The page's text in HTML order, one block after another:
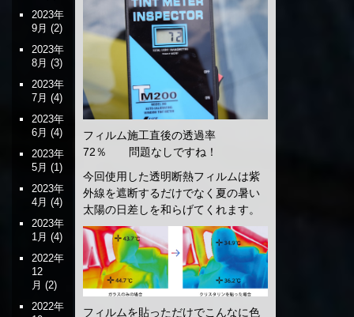
フィルム施工直後の透過率
72％ 問題なしですね！
今回使用した透明断熱フィルムは紫
外線を遮断するだけでなく夏の暑い
太陽の日差しを和らげてくれます。
フィルムを貼っただけでこんなに色
2023年
9月 (2)
2023年
8月 (3)
2023年
7月 (4)
2023年
6月 (4)
2023年
5月 (1)
2023年
4月 (4)
2023年
1月 (4)
2022年
12
月 (2)
2022年